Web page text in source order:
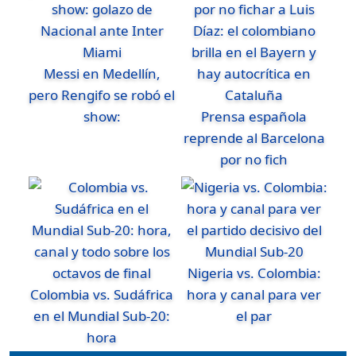
Messi en Medellín,
pero Rengifo se robó el
show:
Prensa española
reprende al Barcelona
por no fich
Colombia vs. Sudáfrica
en el Mundial Sub-20:
hora
Nigeria vs. Colombia:
hora y canal para ver
el par